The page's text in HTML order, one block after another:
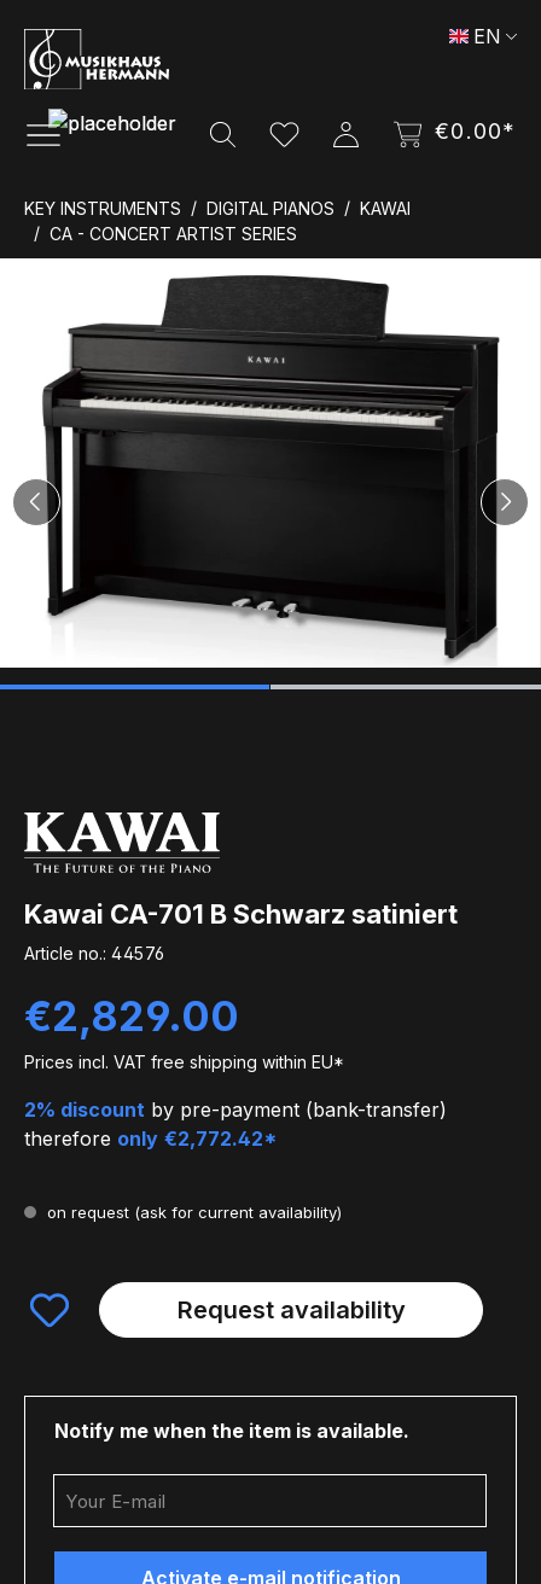
Skip to main content
€0.00*
EN
KEY INSTRUMENTS DIGITAL PIANOS
KAWAI
CA - CONCERT ARTIST SERIES
Kawai CA-701 B Schwarz satiniert
Article no.: 44576
Regular price:
€2,829.00
Prices incl. VAT free shipping within EU*
2% discount by pre-payment (bank-transfer)
therefore only €2,772.42*
on request (ask for current availability)
Request availability
Notify me when the item is available.
Activate e-mail notification